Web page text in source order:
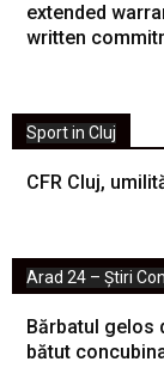
extended
written
Sport in Cluj
CFR Cluj,
Arad 24 – Știri
Bărbatul gelos
bătut